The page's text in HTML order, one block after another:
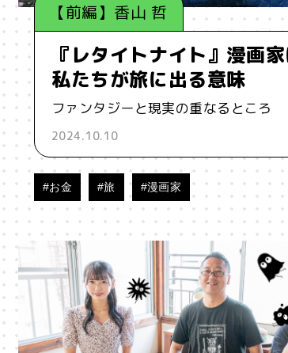
#子どもの個性 #孤独
#心理学 #思考 #思考法 #恋
#承認欲求 #投資 #抽象
#数理政治 #文化
#構造と因果 #欲
#発明 #相談 #知性 #研究 #社会
わせ #組織 #経営 #経営学 #結界
【前編】香山 哲
『レタイトナイト』漫画家
私たちが旅に出る意味
ファンタジーと現実の重なるところ
2024.10.10
#お金 #旅 #漫画家